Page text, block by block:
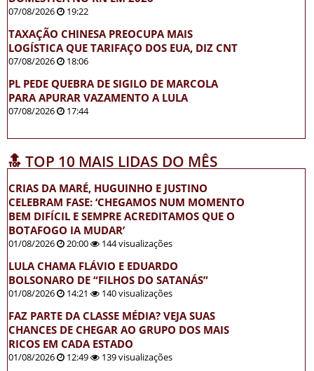
07/08/2026 19:22
TAXAÇÃO CHINESA PREOCUPA MAIS
LOGÍSTICA QUE TARIFAÇO DOS EUA, DIZ CNT
07/08/2026 18:06
PL PEDE QUEBRA DE SIGILO DE MARCOLA
PARA APURAR VAZAMENTO A LULA
07/08/2026 17:44
🔝 TOP 10 MAIS LIDAS DO MÊS
CRIAS DA MARÉ, HUGUINHO E JUSTINO
CELEBRAM FASE: ‘CHEGAMOS NUM MOMENTO
BEM DIFÍCIL E SEMPRE ACREDITAMOS QUE O
BOTAFOGO IA MUDAR’
01/08/2026 20:00 144 visualizações
LULA CHAMA FLÁVIO E EDUARDO
BOLSONARO DE “FILHOS DO SATANÁS”
01/08/2026 14:21 140 visualizações
FAZ PARTE DA CLASSE MÉDIA? VEJA SUAS
CHANCES DE CHEGAR AO GRUPO DOS MAIS
RICOS EM CADA ESTADO
01/08/2026 12:49 139 visualizações